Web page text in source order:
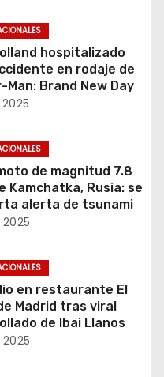
hospitalizado
en rodaje de
Man: Brand New Day
2025
de magnitud 7.8
Kamchatka, Rusia: se
alerta de tsunami
2025
en restaurante El
Madrid tras viral
de Ibai Llanos
2025